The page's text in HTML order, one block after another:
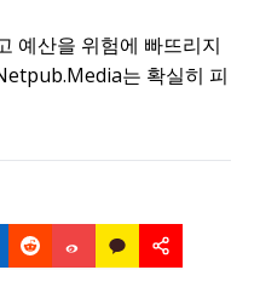
예산을 위험에 빠뜨리지
는 확실히 피